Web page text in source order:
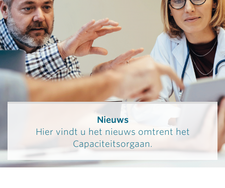
Nieuws
Hier vindt u het nieuws omtrent het
Capaciteitsorgaan.